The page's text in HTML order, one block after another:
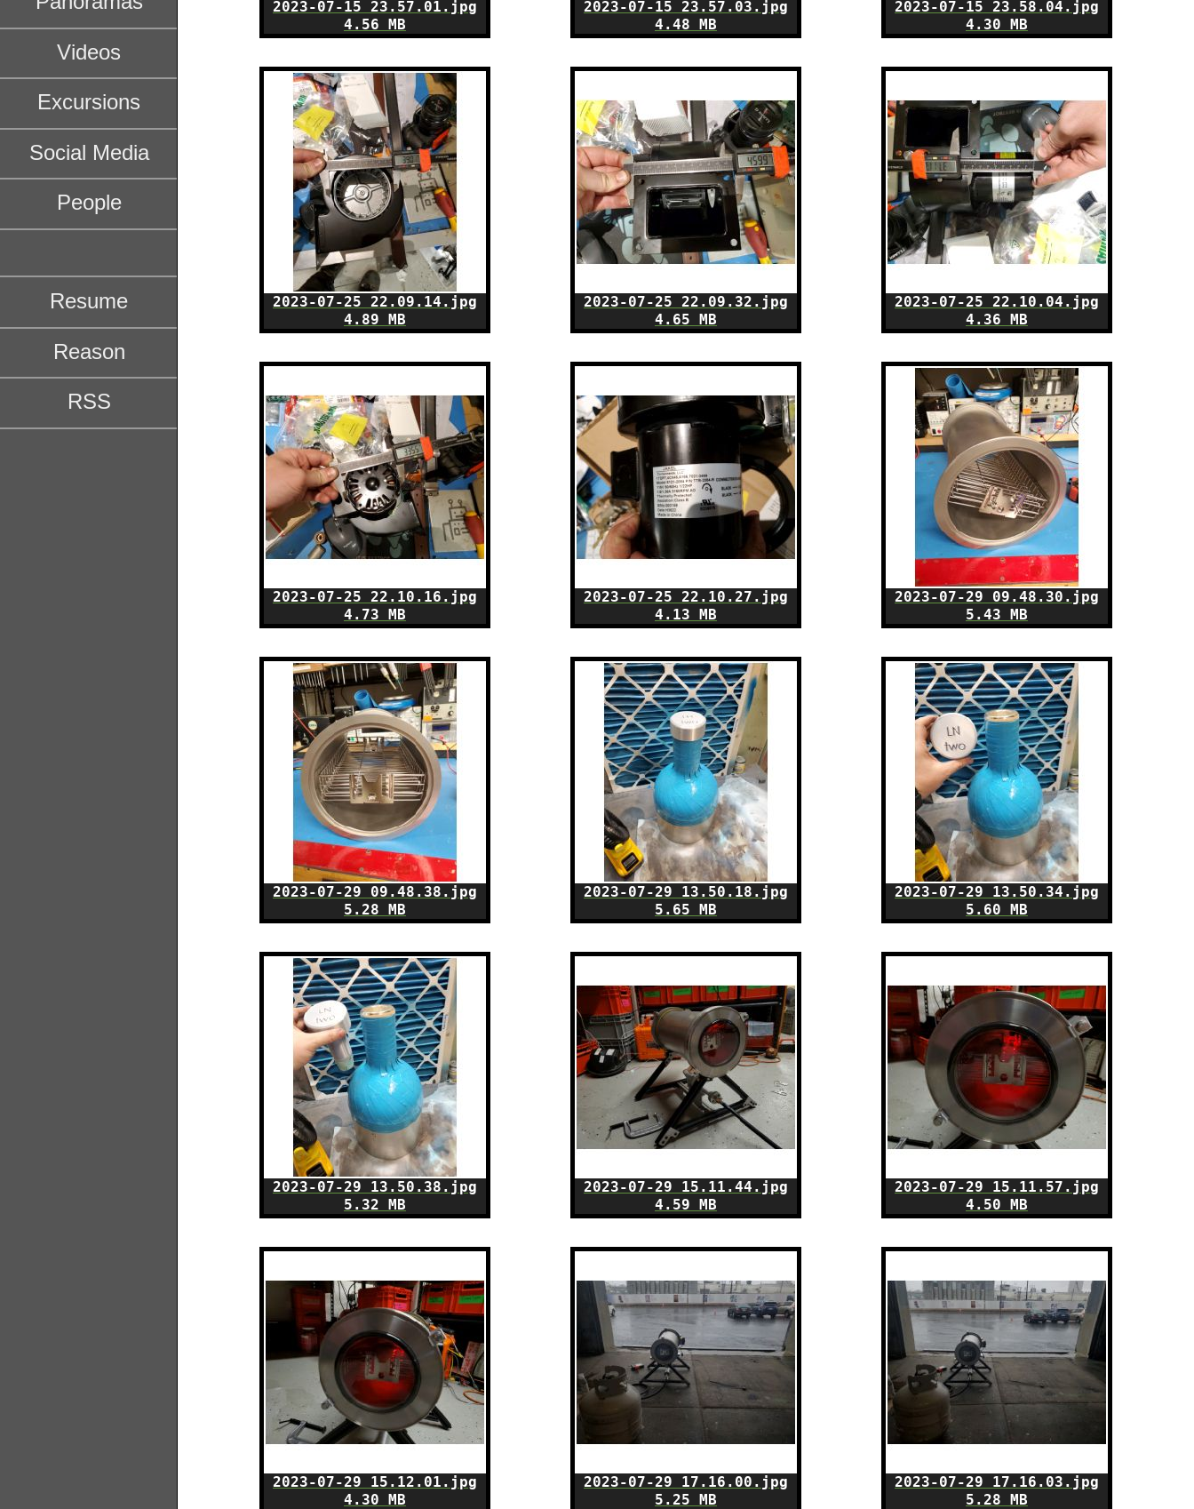
2023-07-15 23.57.01.jpg
4.56 MB
2023-07-15 23.57.03.jpg
4.48 MB
2023-07-15 23.58.04.jpg
4.30 MB
2023-07-25 22.09.14.jpg
4.89 MB
2023-07-25 22.09.32.jpg
4.65 MB
2023-07-25 22.10.04.jpg
4.36 MB
2023-07-25 22.10.16.jpg
4.73 MB
2023-07-25 22.10.27.jpg
4.13 MB
2023-07-29 09.48.30.jpg
5.43 MB
2023-07-29 09.48.38.jpg
5.28 MB
2023-07-29 13.50.18.jpg
5.65 MB
2023-07-29 13.50.34.jpg
5.60 MB
2023-07-29 13.50.38.jpg
5.32 MB
2023-07-29 15.11.44.jpg
4.59 MB
2023-07-29 15.11.57.jpg
4.50 MB
2023-07-29 15.12.01.jpg
4.30 MB
2023-07-29 17.16.00.jpg
5.25 MB
2023-07-29 17.16.03.jpg
5.28 MB